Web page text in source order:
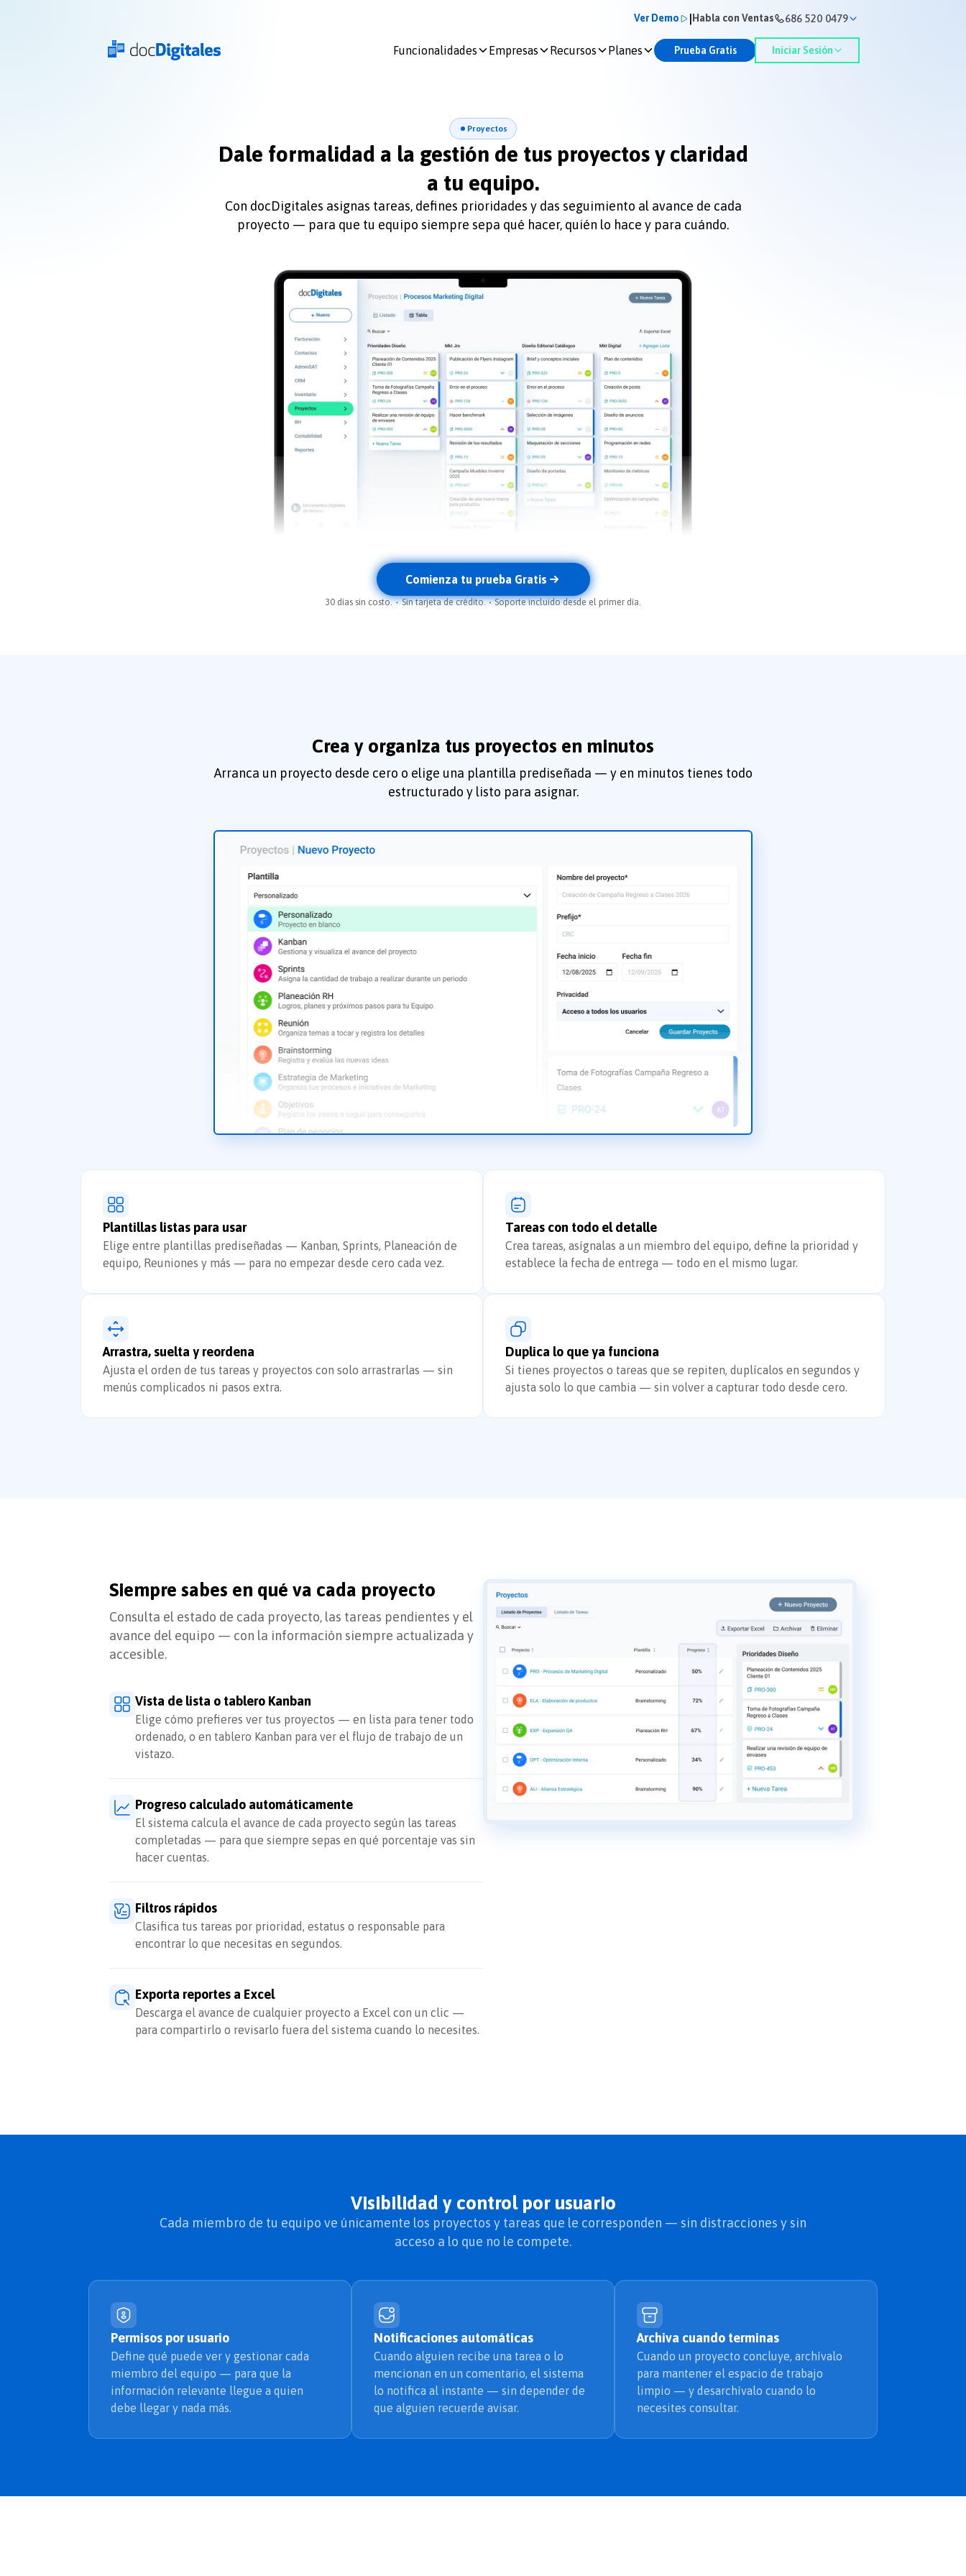
Funcionalidades Empresas Recursos Planes Prueba Gratis Iniciar Sesión
Ver Demo Habla con Ventas 686 520 0479
docDigitales
en
Línea
PYMES
Proyectos
Dale formalidad a la gestión de tus proyectos y claridad
a tu equipo.
Con docDigitales asignas tareas, defines prioridades y das seguimiento al avance de cada
proyecto — para que tu equipo siempre sepa qué hacer, quién lo hace y para cuándo.
Comienza tu prueba Gratis
30 días sin costo. Sin tarjeta de crédito. Soporte incluido desde el primer día.
Crea y organiza tus proyectos en minutos
Arranca un proyecto desde cero o elige una plantilla prediseñada — y en minutos tienes todo
estructurado y listo para asignar.
Plantillas listas para usar
Elige entre plantillas prediseñadas — Kanban, Sprints, Planeación de
equipo, Reuniones y más — para no empezar desde cero cada vez.
Tareas con todo el detalle
Crea tareas, asígnalas a un miembro del equipo, define la prioridad y
establece la fecha de entrega — todo en el mismo lugar.
Arrastra, suelta y reordena
Ajusta el orden de tus tareas y proyectos con solo arrastrarlas — sin
menús complicados ni pasos extra.
Duplica lo que ya funciona
Si tienes proyectos o tareas que se repiten, duplícalos en segundos y
ajusta solo lo que cambia — sin volver a capturar todo desde cero.
Siempre sabes en qué va cada proyecto
Consulta el estado de cada proyecto, las tareas pendientes y el
avance del equipo — con la información siempre actualizada y
accesible.
Vista de lista o tablero Kanban
Elige cómo prefieres ver tus proyectos — en lista para tener todo
ordenado, o en tablero Kanban para ver el flujo de trabajo de un
vistazo.
Progreso calculado automáticamente
El sistema calcula el avance de cada proyecto según las tareas
completadas — para que siempre sepas en qué porcentaje vas sin
hacer cuentas.
Filtros rápidos
Clasifica tus tareas por prioridad, estatus o responsable para
encontrar lo que necesitas en segundos.
Exporta reportes a Excel
Descarga el avance de cualquier proyecto a Excel con un clic —
para compartirlo o revisarlo fuera del sistema cuando lo necesites.
Visibilidad y control por usuario
Cada miembro de tu equipo ve únicamente los proyectos y tareas que le corresponden — sin distracciones y sin
acceso a lo que no le compete.
Permisos por usuario
Define qué puede ver y gestionar cada
miembro del equipo — para que la
información relevante llegue a quien
debe llegar y nada más.
Notificaciones automáticas
Cuando alguien recibe una tarea o lo
mencionan en un comentario, el sistema
lo notifica al instante — sin depender de
que alguien recuerde avisar.
Archiva cuando terminas
Cuando un proyecto concluye, archívalo
para mantener el espacio de trabajo
limpio — y desarchívalo cuando lo
necesites consultar.